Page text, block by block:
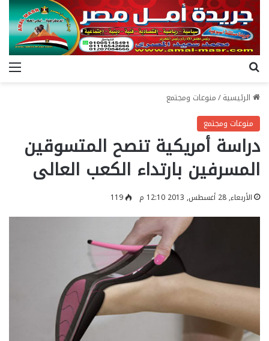
الرئيسية/منوعات ومجتمع
منوعات ومجتمع
دراسة أمريكية تنصح المتسوقين
المسرفين بارتداء الكعب العالى
الأربعاء, 28 أغسطس, 2013 12:10 م 119